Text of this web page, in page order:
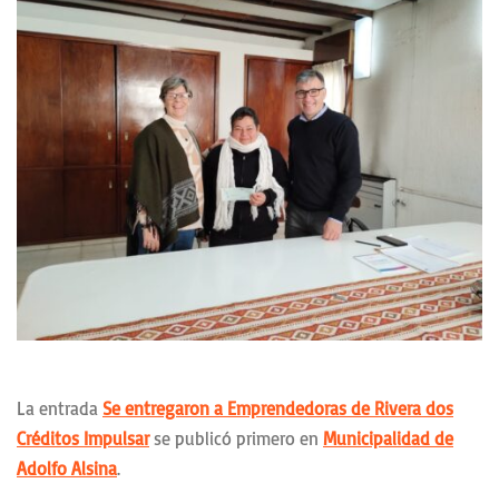
La entrada Se entregaron a Emprendedoras de Rivera dos
Créditos Impulsarse publicó primero en Municipalidad de
Adolfo Alsina.